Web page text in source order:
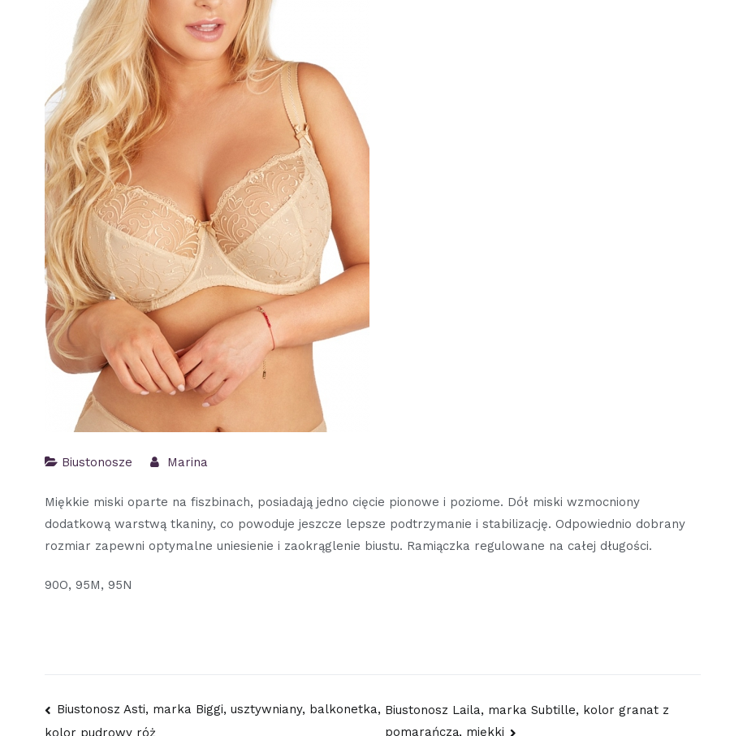
Biustonosze Marina
Miękkie miski oparte na fiszbinach, posiadają jedno cięcie pionowe i poziome. Dół miski wzmocniony
dodatkową warstwą tkaniny, co powoduje jeszcze lepsze podtrzymanie i stabilizację. Odpowiednio dobrany
rozmiar zapewni optymalne uniesienie i zaokrąglenie biustu. Ramiączka regulowane na całej długości.
90O, 95M, 95N
Nawigacja
Biustonosz Asti, marka Biggi, usztywniany, balkonetka,
kolor pudrowy róż
Biustonosz Laila, marka Subtille, kolor granat z
pomarańczą, miękki